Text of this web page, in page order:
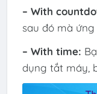
– With
sau đó mà
– With time:
dụng tắt máy,